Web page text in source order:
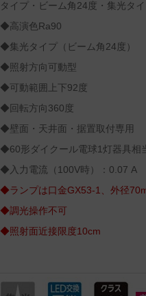
タイプ・ビーム角24度・集光タイ
◆高演色Ra90
◆集光タイプ（ビーム角24度）
◆照射方向可動型
◆可動範囲上下92度
◆回転方向360度
◆壁面・天井面・据置取付専用
◆60形ダイクール電球1灯器具相
◆入力電流（100V時）：0.07 A
◆ランプは口金GX53-1、外径
◆調光操作不可
◆照射面近接限度10cm